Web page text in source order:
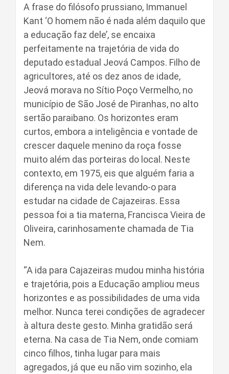
A frase do filósofo prussiano, Immanuel
Kant ‘O homem não é nada além daquilo que
a educação faz dele’, se encaixa
perfeitamente na trajetória de vida do
deputado estadual Jeová Campos. Filho de
agricultores, até os dez anos de idade,
Jeová morava no Sítio Poço Vermelho, no
município de São José de Piranhas, no alto
sertão paraibano. Os horizontes eram
curtos, embora a inteligência e vontade de
crescer daquele menino da roça fosse
muito além das porteiras do local. Neste
contexto, em 1975, eis que alguém faria a
diferença na vida dele levando-o para
estudar na cidade de Cajazeiras. Essa
pessoa foi a tia materna, Francisca Vieira de
Oliveira, carinhosamente chamada de Tia
Nem.
“A ida para Cajazeiras mudou minha história
e trajetória, pois a Educação ampliou meus
horizontes e as possibilidades de uma vida
melhor. Nunca terei condições de agradecer
à altura deste gesto. Minha gratidão será
eterna. Na casa de Tia Nem, onde comiam
cinco filhos, tinha lugar para mais
agregados, já que eu não vim sozinho, ela